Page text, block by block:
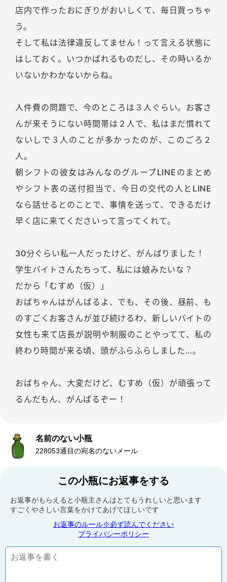
店内で作ったおにぎりがおいしくて、毎日買っちゃ
う。
そして私は法律違反してません！って言える状態に
はしておく。いつかばれるものだし、その時いるか
いないかわかないからね。
人件費の問題で、今のところは３人ぐらい。お客さ
んが来そうにない時間帯は２人で、私はまだ慣れて
ないしで３人のことが多かったのが、このごろ２
人。
朝シフトの彼女はみんなのグループLINEのまとめ
やシフト表の送付担当で、今日の交代の人とLINE
なら話せるとのことで、事情を送って、できるだけ
早く店に来てくださいって言ってくれて。
30分ぐらい私一人だったけど、がんばりました！
学生バイトさんたちって、私には娘みたいな？
だから「むすめ（仮）」
おばちゃんはがんばるよ、でも、その後、昼前、も
のすごくお客さんが並び続けるわ、新しいバイトの
女性も来て店長が説明や制服のことやってて、私の
終わり時間が来る頃、頭がふらふらしました…。
おばちゃん、大変だけど、むすめ（仮）が頑張って
るんだもん、がんばるぞー！
名前のない小瓶
228053通目の宛名のないメール
この小瓶にお返事をする
お返事がもらえると小瓶主さんはとてもうれしいと思います
すごくやさしい言葉をかけてあげてほしいです
お返事のルール※必ず読んでください
プライバシーポリシー